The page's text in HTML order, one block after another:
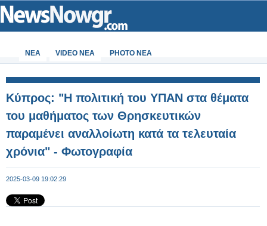
ΝΕΑ VIDEO NEA PHOTO NEA
Κύπρος: "Η πολιτική του ΥΠΑΝ στα θέματα
του μαθήματος των Θρησκευτικών
παραμένει αναλλοίωτη κατά τα τελευταία
χρόνια" - Φωτογραφία
2025-03-09 19:02:29